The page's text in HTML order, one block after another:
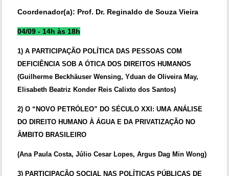
Coordenador(a): Prof. Dr. Reginaldo de Souza Vieira
04/09 - 14h às 18h
1)A PARTICIPAÇÃO POLÍTICA DAS PESSOAS COM
DEFICIÊNCIA SOB A ÓTICA DOS DIREITOS HUMANOS
(Guilherme Beckhäuser Wensing, Yduan de Oliveira May,
Elisabeth Beatriz Konder Reis Calixto dos Santos)
2) O “NOVO PETRÓLEO” DO SÉCULO XXI: UMA ANÁLISE
DO DIREITO HUMANO À ÁGUA E DA PRIVATIZAÇÃO NO
ÂMBITO BRASILEIRO
(Ana Paula Costa, Júlio Cesar Lopes, Argus Dag Min Wong)
3)PARTICIPAÇÃO SOCIAL NAS POLÍTICAS PÚBLICAS DE